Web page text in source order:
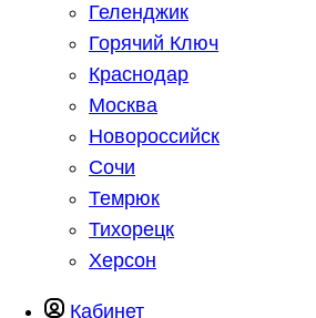
Геленджик
Горячий Ключ
Краснодар
Москва
Новороссийск
Сочи
Темрюк
Тихорецк
Херсон
Кабинет